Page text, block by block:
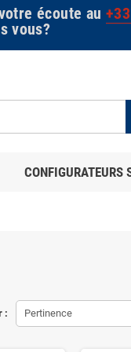
écoute au
vous?
CONFIGURATEURS
: Pertinence